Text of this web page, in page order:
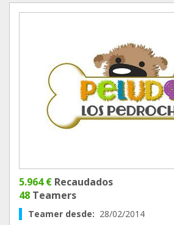
5.964 € Recaudados
48 Teamers
Teamer desde: 28/02/2014